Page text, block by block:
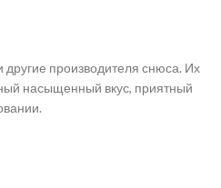
производителя снюса. Их
насыщенный вкус, приятный